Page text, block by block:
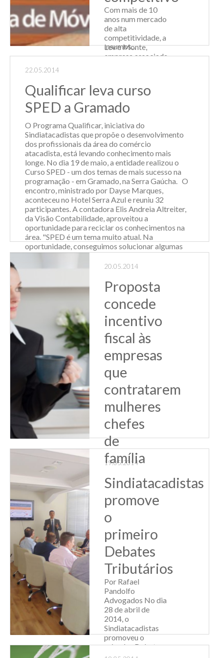
tributos nas
compras
domésticas ou
importações de
insumos...
Com mais de 10
anos num mercado
de alta
competitividade, a
Lev e Monte,
empresa associada
produtos
necessários para
produção e
fabricação de
móveis. O sucesso
da ...
Leia Mais
22.05.2014
Qualificar leva curso
SPED a Gramado
O Programa Qualificar, iniciativa do
Sindiatacadistas que propõe o desenvolvimento
dos profissionais da área do comércio
atacadista, está levando conhecimento mais
longe. No dia 19 de maio, a entidade realizou o
Curso SPED - um dos temas de mais sucesso na
programação - em Gramado, na Serra Gaúcha. O
encontro, ministrado por Dayse Marques,
aconteceu no Hotel Serra Azul e reuniu 32
participantes. A contadora Elis Andreia Altreiter,
da Visão Contabilidade, aproveitou a
oportunidade para reciclar os conhecimentos na
área. "SPED é um tema muito atual. Na
oportunidade, conseguimos solucionar algumas
dúvidas que aparecem no dia a dia. Em Gramado,
temos profissionais interessados em aprimorar...
20.05.2014
Proposta
concede
incentivo
fiscal às
empresas
que
contratarem
mulheres
chefes
de
família
Pandolfo
Advogados A
Câmara dos
Deputados analisa
o Projeto de Lei
deputada Sandra
Rosado (PSB-RN),
que concede
dedução de 10% no
imposto de renda
(IR) às empresas
que contra...
Leia Mais
19.05.2014
Sindiatacadistas
promove
o
primeiro
Debates
Tributários
Por Rafael
Pandolfo
Advogados No dia
28 de abril de
2014, o
Sindiatacadistas
promoveu o
primeiro Debates
Tributários, que